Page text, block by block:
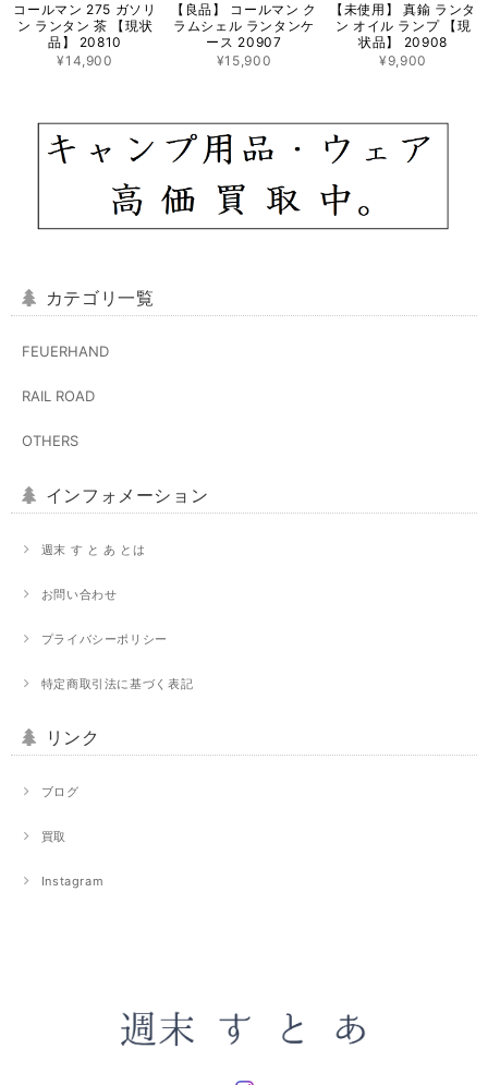
コールマン 275 ガソリ
ン ランタン 茶 【現状
品】 20810
¥14,900
【良品】 コールマン ク
ラムシェル ランタンケ
ース 20907
¥15,900
【未使用】 真鍮 ランタ
ン オイル ランプ 【現
状品】 20908
¥9,900
カテゴリ一覧
FEUERHAND
RAIL ROAD
OTHERS
インフォメーション
週末 す と あ とは
お問い合わせ
プライバシーポリシー
特定商取引法に基づく表記
リンク
ブログ
買取
Instagram